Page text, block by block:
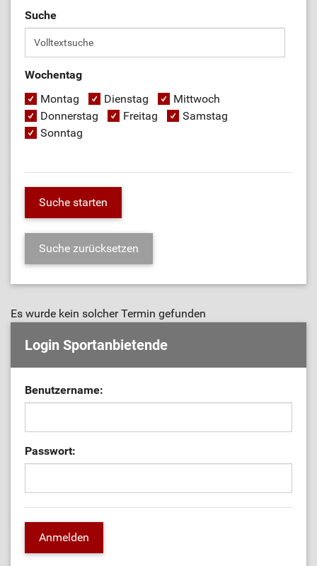
Suche
Wochentag
Montag
Dienstag
Mittwoch
Donnerstag
Freitag
Samstag
Sonntag
Es wurde kein solcher Termin gefunden
Login Sportanbietende
Benutzername:
Passwort: